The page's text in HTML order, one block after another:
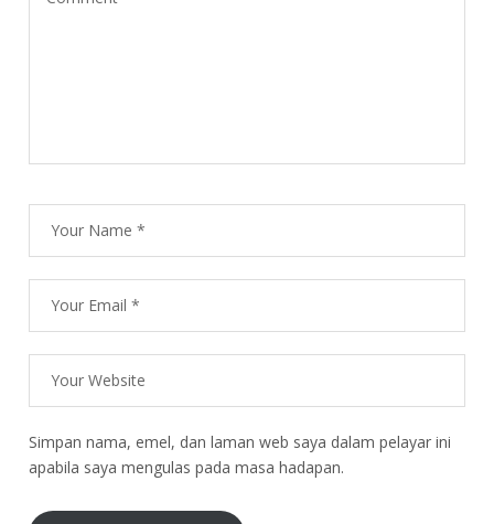
Simpan nama, emel, dan laman web saya dalam pelayar ini
apabila saya mengulas pada masa hadapan.